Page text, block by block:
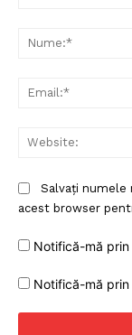
Salvați numele
acest browser
Notifică-mă
Notifică-mă